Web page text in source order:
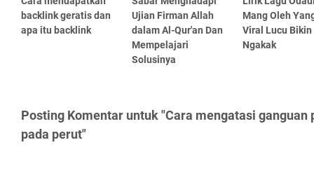
backlink geratis dan
apa itu backlink
Ujian Firman Allah
dalam Al-Qur'an Dan
Mempelajari
Solusinya
Mang Oleh
Viral Lucu Bikin
Ngakak
Posting Komentar untuk "Cara mengatasi ganguan
pada perut"